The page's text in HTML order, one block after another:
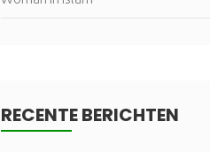
RECENTE BERICHTEN